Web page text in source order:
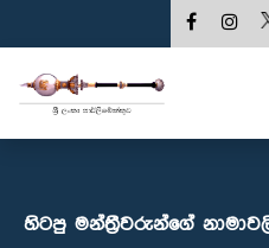
හිටපු මන්ත්‍රීවරුන්ගේ